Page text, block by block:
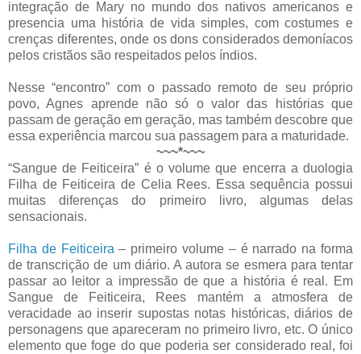
integração de Mary no mundo dos nativos americanos e
presencia uma história de vida simples, com costumes e
crenças diferentes, onde os dons considerados demoníacos
pelos cristãos são respeitados pelos índios.
Nesse “encontro” com o passado remoto de seu próprio
povo, Agnes aprende não só o valor das histórias que
passam de geração em geração, mas também descobre que
essa experiência marcou sua passagem para a maturidade.
~~~*~~~
“Sangue de Feiticeira” é o volume que encerra a duologia
Filha de Feiticeira de Celia Rees. Essa sequência possui
muitas diferenças do primeiro livro, algumas delas
sensacionais.
Filha de Feiticeira – primeiro volume – é narrado na forma
de transcrição de um diário. A autora se esmera para tentar
passar ao leitor a impressão de que a história é real. Em
Sangue de Feiticeira, Rees mantém a atmosfera de
veracidade ao inserir supostas notas históricas, diários de
personagens que apareceram no primeiro livro, etc. O único
elemento que foge do que poderia ser considerado real, foi